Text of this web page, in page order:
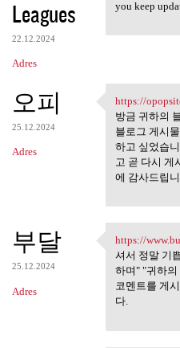
Leagues
22.12.2024
Adres
you keep
오피
25.12.2024
Adres
https://
https://
방금 귀하의
블로그 게시
하고 싶었습
고 곧 다시 게
에 감사드립니
부달
25.12.2024
Adres
https://
https://
셔서 정말 기
하며" "귀하
코멘트를 게
다.